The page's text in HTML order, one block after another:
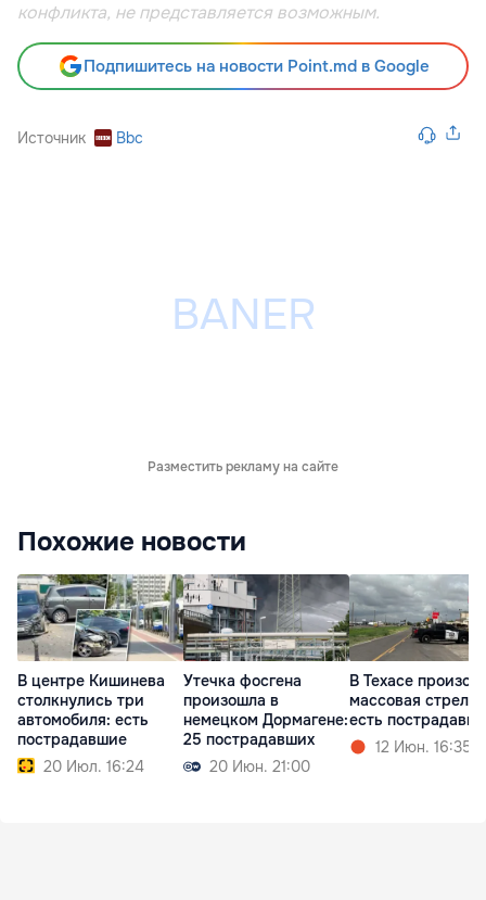
конфликта, не представляется возможным.
Подпишитесь на новости Point.md в Google
Источник Bbc
Разместить рекламу на сайте
Похожие новости
В центре Кишинева
столкнулись три
автомобиля: есть
пострадавшие
20 Июл. 16:24
Утечка фосгена
произошла в
немецком Дормагене:
25 пострадавших
20 Июн. 21:00
В Техасе
массовая
есть
12 Июн. 16:35